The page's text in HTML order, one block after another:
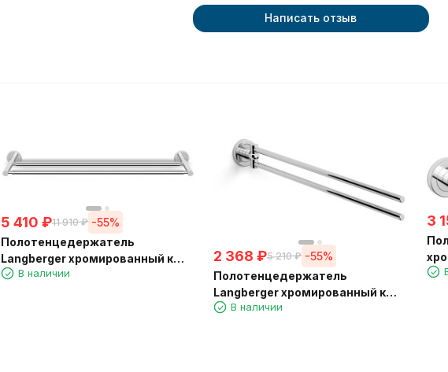
Написать отзыв
5 410 ₽11 910 ₽ -55%
Полотенцедержатель
Langberger хромированный к
стене двойной 60 см 11002A
В наличии
2 368 ₽5 210 ₽ -55%
Полотенцедержатель
Langberger хромированный к
стене двойной поворотный
В наличии
3